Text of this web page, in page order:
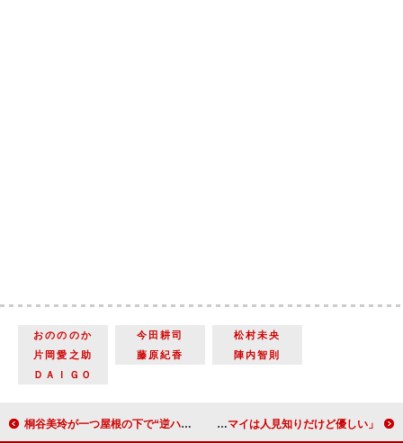
おのののか 今田耕司
松村未央
片岡愛之助
藤原紀香
陣内智則
ＤＡＩＧＯ
桐谷美玲が一つ屋根の下で“逆ハーレム” 山崎賢人、三浦翔平、野村周平と四角関係に 藤ヶ谷太輔、人見知りも気遣いで汚名返上！？ 「キスマイは人見知りだけど優しい」